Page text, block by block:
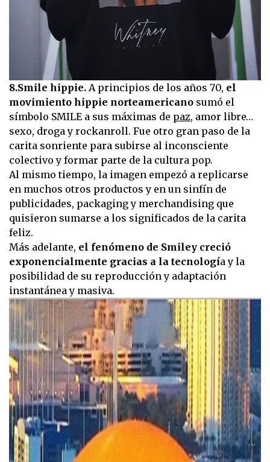
8.Smile hippie. A principios de los años 70, el
movimiento hippie norteamericano sumó el
símbolo SMILE a sus máximas de paz, amor libre…
sexo, droga y rockanroll. Fue otro gran paso de la
carita sonriente para subirse al inconsciente
colectivo y formar parte de la cultura pop.
Al mismo tiempo, la imagen empezó a replicarse
en muchos otros productos y en un sinfín de
publicidades, packaging y merchandising que
quisieron sumarse a los significados de la carita
feliz.
Más adelante, el fenómeno de Smiley creció
exponencialmente gracias a la tecnología y la
posibilidad de su reproducción y adaptación
instantánea y masiva.